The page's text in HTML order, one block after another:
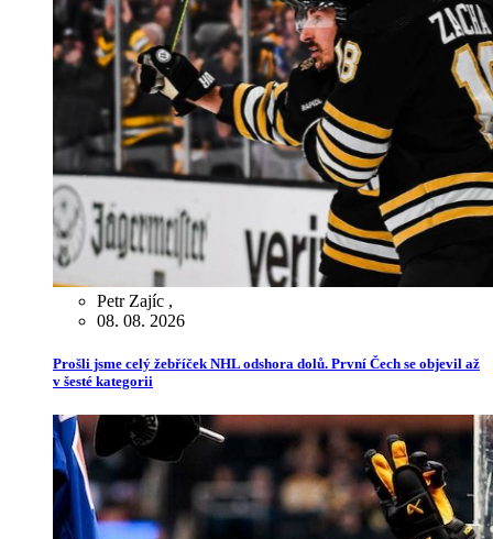
Petr Zajíc ,
08. 08. 2026
Prošli jsme celý žebříček NHL odshora dolů. První Čech se objevil až
v šesté kategorii